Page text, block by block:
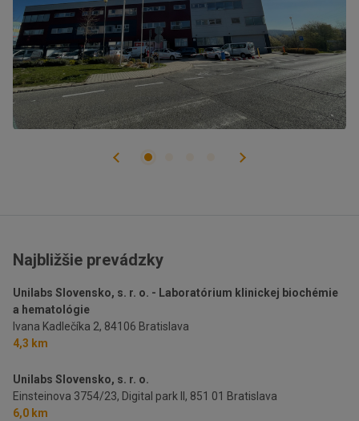
Najbližšie prevádzky
Unilabs Slovensko, s. r. o. - Laboratórium klinickej biochémie
a hematológie
Ivana Kadlečíka 2, 84106 Bratislava
4,3 km
Unilabs Slovensko, s. r. o.
Einsteinova 3754/23, Digital park II, 851 01 Bratislava
6,0 km